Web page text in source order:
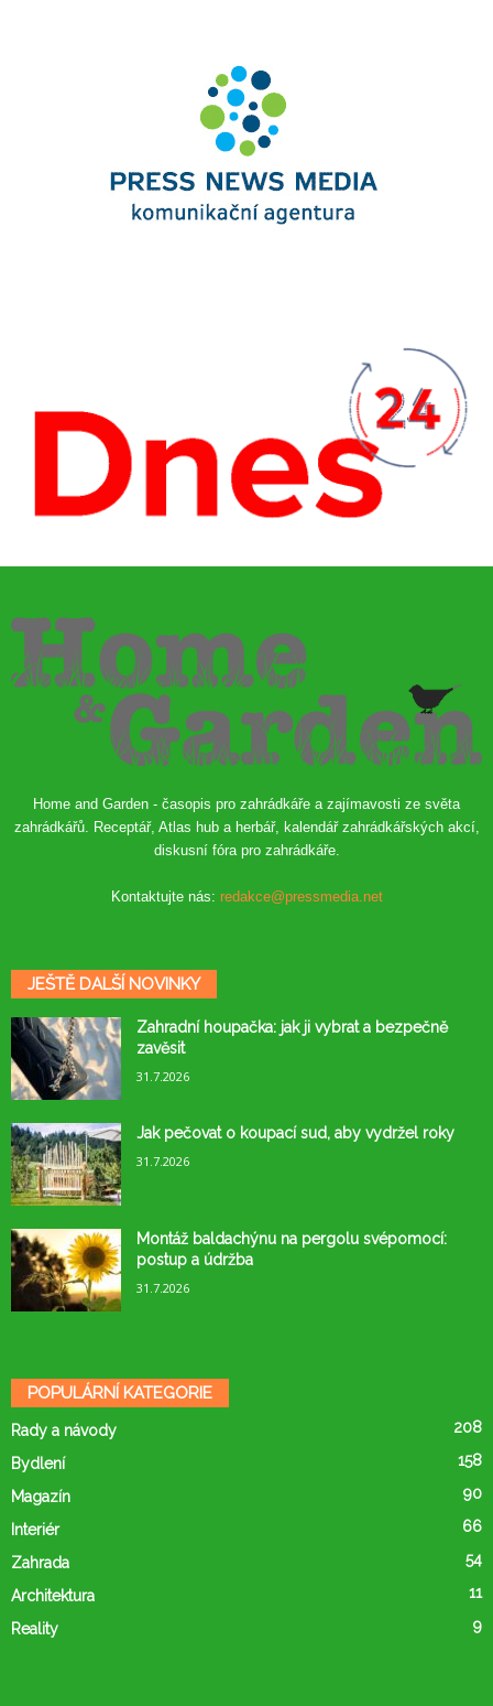
Home and Garden - časopis pro zahrádkáře a zajímavosti ze světa
zahrádkářů. Receptář, Atlas hub a herbář, kalendář zahrádkářských akcí,
diskusní fóra pro zahrádkáře.
Kontaktujte nás: redakce@pressmedia.net
JEŠTĚ DALŠÍ NOVINKY
Zahradní houpačka: jak ji vybrat a bezpečně
zavěsit
31.7.2026
Jak pečovat o koupací sud, aby vydržel roky
31.7.2026
Montáž baldachýnu na pergolu svépomocí:
postup a údržba
31.7.2026
POPULÁRNÍ KATEGORIE
Rady a návody 208
Bydlení 158
Magazín 90
Interiér 66
Zahrada 54
Architektura 11
Reality 9